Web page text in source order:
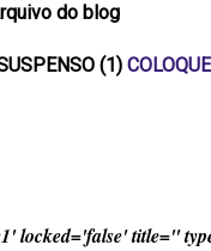
do blog
(1)
locked='false' title=''